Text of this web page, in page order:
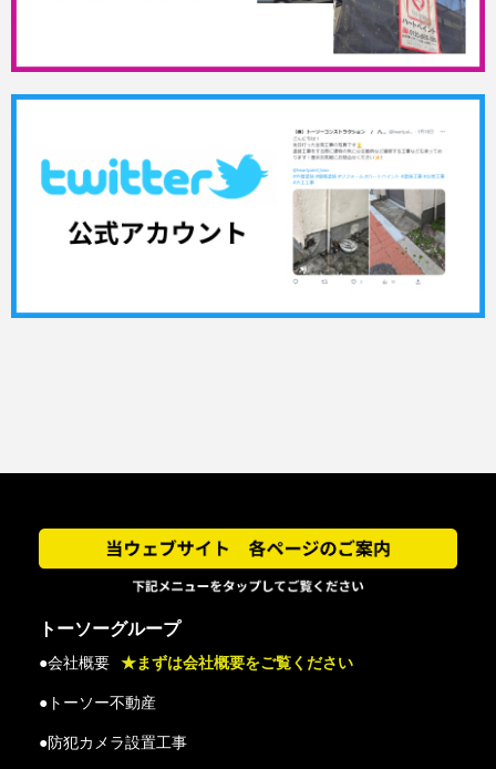
トーソーグループ
●会社概要 ★まずは会社概要をご覧ください
●トーソー不動産
●防犯カメラ設置工事